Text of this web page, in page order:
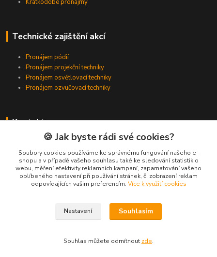
Krátkodobé pronájmy
Technické zajištění akcí
Pronájem pódií
Pronájem projekční techniky
Pronájem osvětlovací techniky
Pronájem ozvučovací techniky
Kontakty
Zákaznická podpora
+420 224 318 342
(Po-Pá, 9-16 hod.)
info@videotech.cz
🍪 Jak byste rádi své cookies?
Soubory cookies používáme ke správnému fungování našeho e-
shopu a v případě vašeho souhlasu také ke sledování statistik o
webu, měření efektivity reklamních kampaní, zapamatování vašeho
oblíbeného nastavení při používání stránek, či zobrazení reklam
odpovídajících vašim preferencím. Více k využití cookies
Nastavení Souhlasím
Souhlas můžete odmítnout zde.